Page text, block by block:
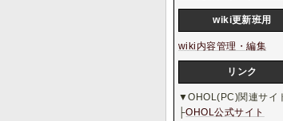
wiki更新班用
wiki内容管理・編集
リンク
▼OHOL(PC)関連サイ
├OHOL公式サイト